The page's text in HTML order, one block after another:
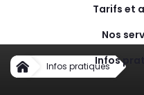
Tarifs et
Nos
Infos
Infos pratiques
Réglements du réseau